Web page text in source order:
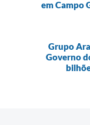
em Campo
Grupo
Governo